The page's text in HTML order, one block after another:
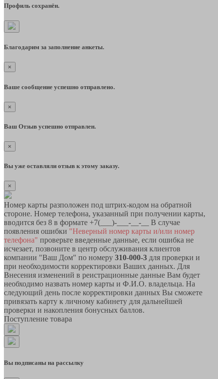
Профиль сохранён.
Благодарим за заполнение анкеты.
×
Ваше сообщение успешно отправлено.
×
Ваш Отзыв успешно отправлен.
×
Вы уже оставляли отзыв к этому заказу.
×
Номер карты разположен под штрих-кодом на обратной
стороне. Номер телефона, указанный при получении карты,
вводится без 8 в формате +7(___)-___-__-__ В случае
появления ошибки "Неверный номер карты и/или номер
телефона" проверьте введенные данные, если ошибка не
исчезает, позвоните в центр обслуживания клиентов
компании "Ваш Дом" по номеру 310-000-3 для проверки и
при необходимости корректировки Ваших данных. Для
Внесения изменений в реистрационные данные Вам будет
необходимо назвать номер карты и Ф.И.О. владельца. На
следующий день после корректировки данных Вы сможете
привязать карту к личному кабинету для дальнейшей
проверки и накопления бонусных баллов.
Поступление товара
Вы подписаны на рассылку